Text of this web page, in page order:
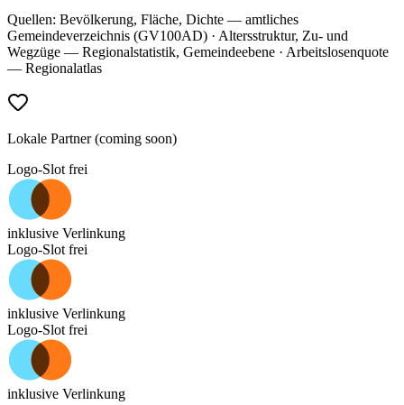
Quellen: Bevölkerung, Fläche, Dichte — amtliches
Gemeindeverzeichnis (GV100AD) · Altersstruktur, Zu- und
Wegzüge — Regionalstatistik, Gemeindeebene · Arbeitslosenquote
— Regionalatlas
Lokale Partner (coming soon)
Logo-Slot frei
inklusive Verlinkung
Logo-Slot frei
inklusive Verlinkung
Logo-Slot frei
inklusive Verlinkung